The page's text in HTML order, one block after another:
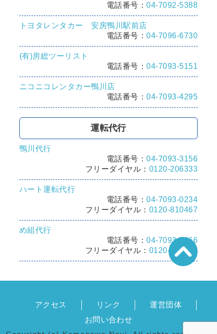
電話番号：04-7092-5388
トヨタレンタカー 安房鴨川駅前店
電話番号：04-7096-6730
(有)房総ツーリスト
電話番号：04-7093-5151
ニコニコレンタカー鴨川店
電話番号：04-7093-4295
運転代行
鴨川代行
電話番号：04-7093-3156
フリーダイヤル： 0120-206333
ハート運転代行
電話番号：04-7093-0234
フリーダイヤル： 0120-810467
め組代行
電話番号：04-7093-7666
フリーダイヤル： 0120-918015
アクセス リンク
運営団体
お問い合わせ